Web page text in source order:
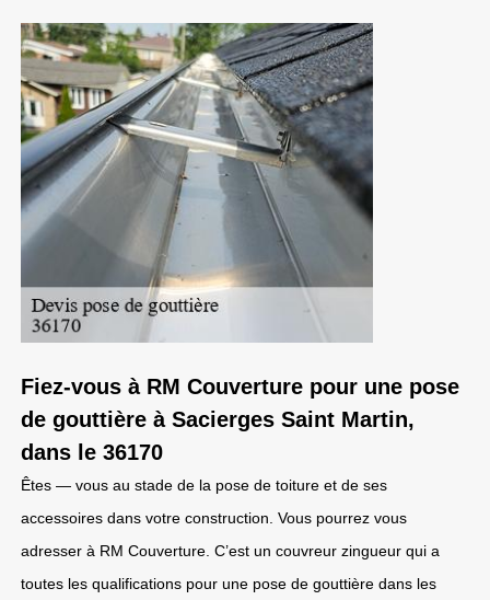
Fiez-vous à RM Couverture pour une pose
de gouttière à Sacierges Saint Martin,
dans le 36170
Êtes — vous au stade de la pose de toiture et de ses
accessoires dans votre construction. Vous pourrez vous
adresser à RM Couverture. C’est un couvreur zingueur qui a
toutes les qualifications pour une pose de gouttière dans les